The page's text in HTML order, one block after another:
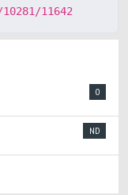
11642
0
ND